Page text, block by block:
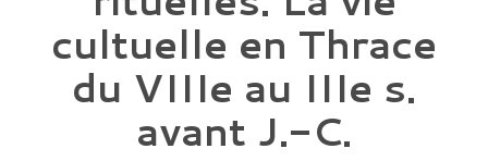
cultuelle en Thrace
du VIIIe au IIIe s.
avant J.-C.